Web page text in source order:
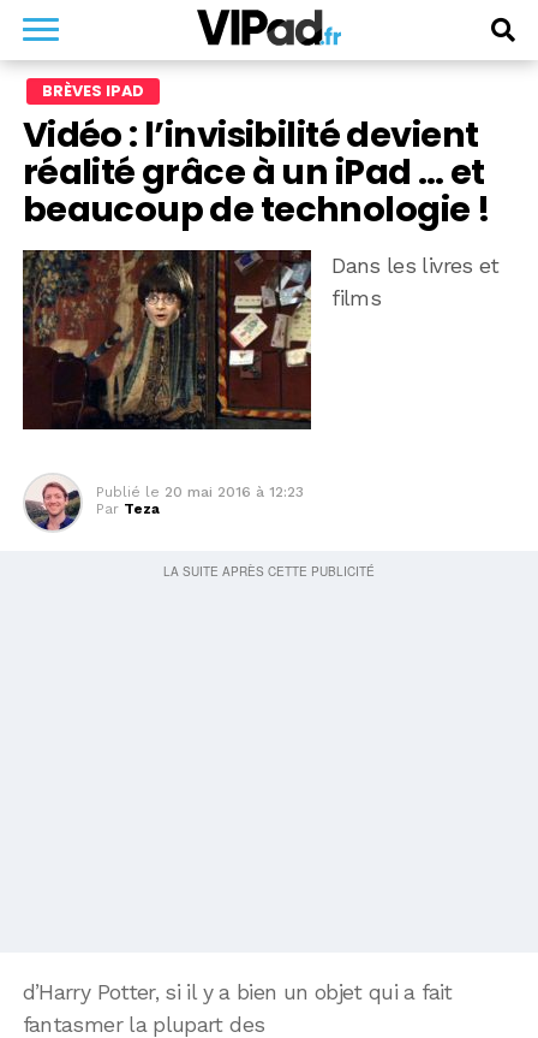
BRÈVES IPAD
Vidéo : l’invisibilité devient
réalité grâce à un iPad … et
beaucoup de technologie !
Dans les livres et
films
Publié le 20 mai 2016 à 12:23
Par Teza
d’Harry Potter, si il y a bien un objet qui a fait
fantasmer la plupart des